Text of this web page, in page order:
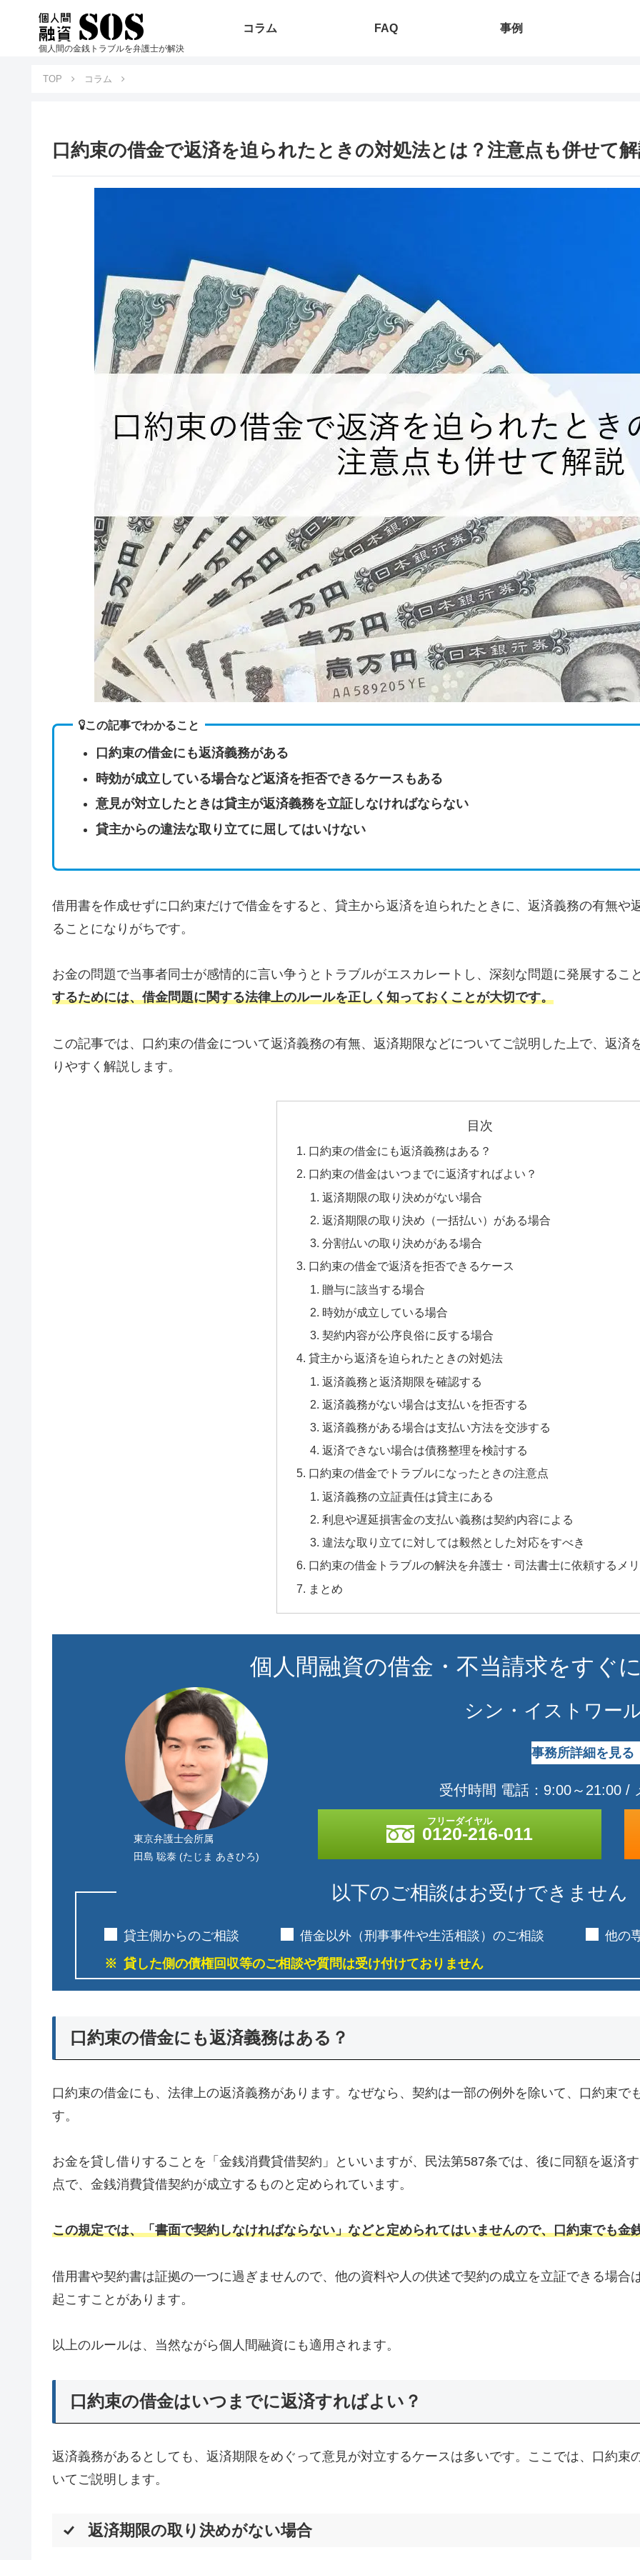
個人間の金銭トラブルを弁護士が解決
コラム FAQ 事例
TOP コラム
口約束の借金で返済を迫られたときの対処法とは？注意点も併せて
この記事でわかること
口約束の借金にも返済義務がある
時効が成立している場合など返済を拒否できるケースもある
意見が対立したときは貸主が返済義務を立証しなければならない
貸主からの違法な取り立てに屈してはいけない
借用書を作成せずに口約束だけで借金をすると、貸主から返済を迫られたときに、返済義務の有無や
ることになりがちです。
お金の問題で当事者同士が感情的に言い争うとトラブルがエスカレートし、深刻な問題に発展するこ
するためには、借金問題に関する法律上のルールを正しく知っておくことが大切です。
この記事では、口約束の借金について返済義務の有無、返済期限などについてご説明した上で、返
りやすく解説します。
目次
口約束の借金にも返済義務はある？
口約束の借金はいつまでに返済すればよい？
返済期限の取り決めがない場合
返済期限の取り決め（一括払い）がある場合
分割払いの取り決めがある場合
口約束の借金で返済を拒否できるケース
贈与に該当する場合
時効が成立している場合
契約内容が公序良俗に反する場合
貸主から返済を迫られたときの対処法
返済義務と返済期限を確認する
返済義務がない場合は支払いを拒否する
返済義務がある場合は支払い方法を交渉する
返済できない場合は債務整理を検討する
口約束の借金でトラブルになったときの注意点
返済義務の立証責任は貸主にある
利息や遅延損害金の支払い義務は契約内容による
違法な取り立てに対しては毅然とした対応をすべき
口約束の借金トラブルの解決を弁護士・司法書士に依頼するメ
まとめ
個人間融資の借金・不当請求をすぐ
東京弁護士会所属
田島 聡泰 (たじま あきひろ)
シン・イストワー
以下のご相談はお受けできません
貸主側からのご相談 借金以外（刑事事件や生活相談）のご相談
他の
貸した側の債権回収等のご相談や質問は受け付けておりません
受付時間 電話：9:00～21:00 /
0120-216-011
事務所詳細を見る
口約束の借金にも返済義務はある？
口約束の借金にも、法律上の返済義務があります。なぜなら、契約は一部の例外を除いて、口約束
す。
お金を貸し借りすることを「金銭消費貸借契約」といいますが、民法第587条では、後に同額を返済
点で、金銭消費貸借契約が成立するものと定められています。
この規定では、「書面で契約しなければならない」などと定められてはいませんので、口約束でも金
借用書や契約書は証拠の一つに過ぎませんので、他の資料や人の供述で契約の成立を立証できる場合
起こすことがあります。
以上のルールは、当然ながら個人間融資にも適用されます。
口約束の借金はいつまでに返済すればよい？
返済義務があるとしても、返済期限をめぐって意見が対立するケースは多いです。ここでは、口約束
いてご説明します。
返済期限の取り決めがない場合